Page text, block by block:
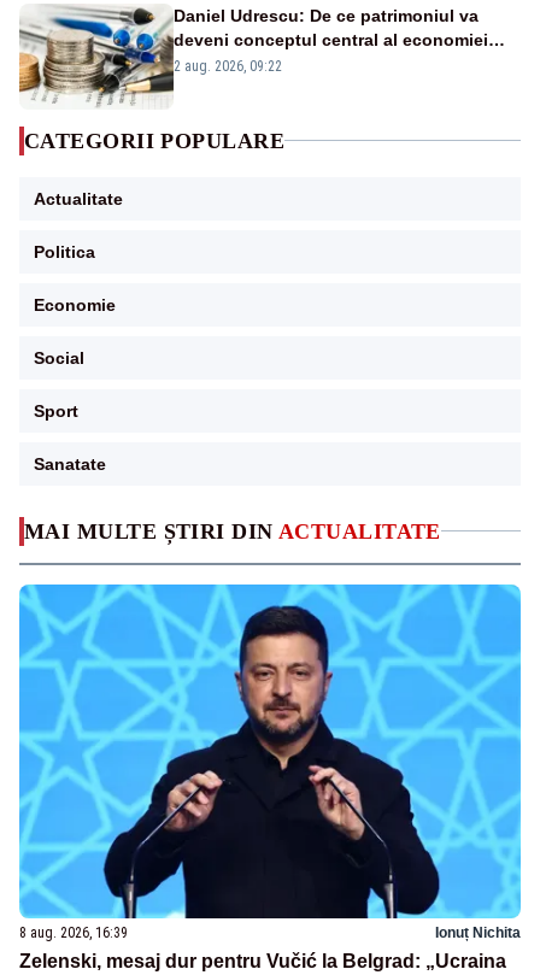
MAI MULTE ȘTIRI DIN ACTUALITATE
8 aug. 2026, 16:39 Ionuț Nichita
Zelenski, mesaj dur pentru Vučić la Belgrad: „Ucraina
Daniel Udrescu: De ce patrimoniul va
deveni conceptul central al economiei
viitoare?
2 aug. 2026, 09:22
CATEGORII POPULARE
Actualitate
Politica
Economie
Social
Sport
Sanatate